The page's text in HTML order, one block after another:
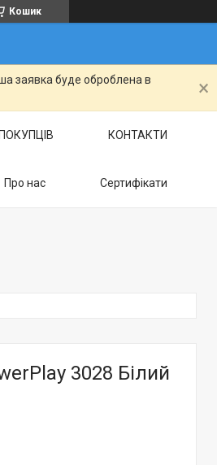
Кошик
заявка буде оброблена в
КОНТАКТИ
Про нас Сертифікати
3028 Білий